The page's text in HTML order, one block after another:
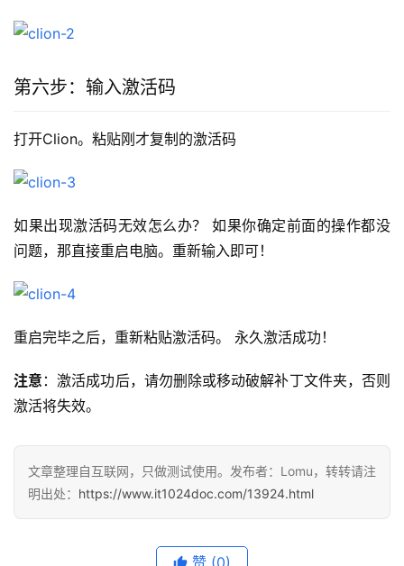
第六步：输入激活码
打开Clion。粘贴刚才复制的激活码
如果出现激活码无效怎么办？ 如果你确定前面的操作都没
问题，那直接重启电脑。重新输入即可！
重启完毕之后，重新粘贴激活码。 永久激活成功！
注意 ：激活成功后，请勿删除或移动破解补丁文件夹，否则
激活将失效。
文章整理自互联网，只做测试使用。发布者：Lomu，转转请注
明出处： https://www.it1024doc.com/13924.html
赞 (0)